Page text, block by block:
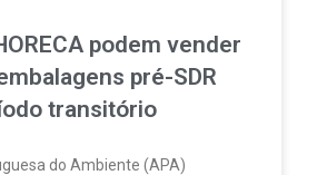
podem vender
pré-SDR
transitório
do Ambiente (APA)